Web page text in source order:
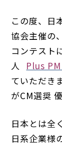
この度、日
協会主催の
コンテスト
人
Plus
ていただき
がCM選奨
日本とは全
日系企業様